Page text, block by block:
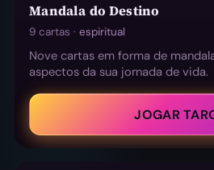
Mandala do Destino
9 cartas ·espiritual
Nove cartas em forma de
aspectos da sua jornada de vida.
JOGAR